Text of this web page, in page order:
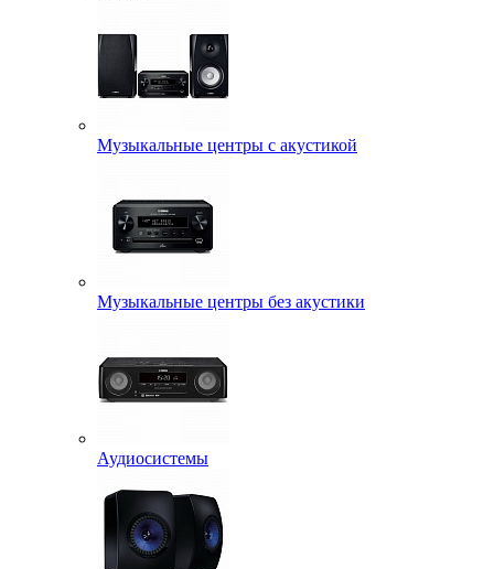
Музыкальные центры с акустикой
Музыкальные центры без акустики
Аудиосистемы